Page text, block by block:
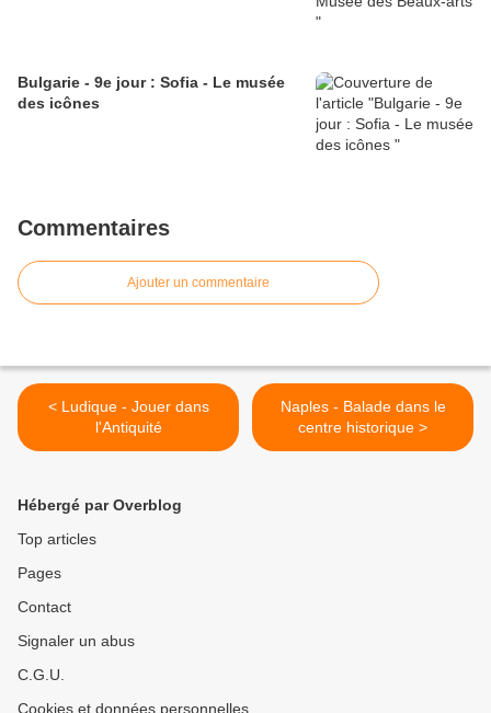
Bulgarie - 9e jour : Sofia - Le musée
des icônes
Commentaires
Ajouter un commentaire
< Ludique - Jouer dans
l'Antiquité
Naples - Balade dans le
centre historique >
Hébergé par Overblog
Top articles
Pages
Contact
Signaler un abus
C.G.U.
Cookies et données personnelles